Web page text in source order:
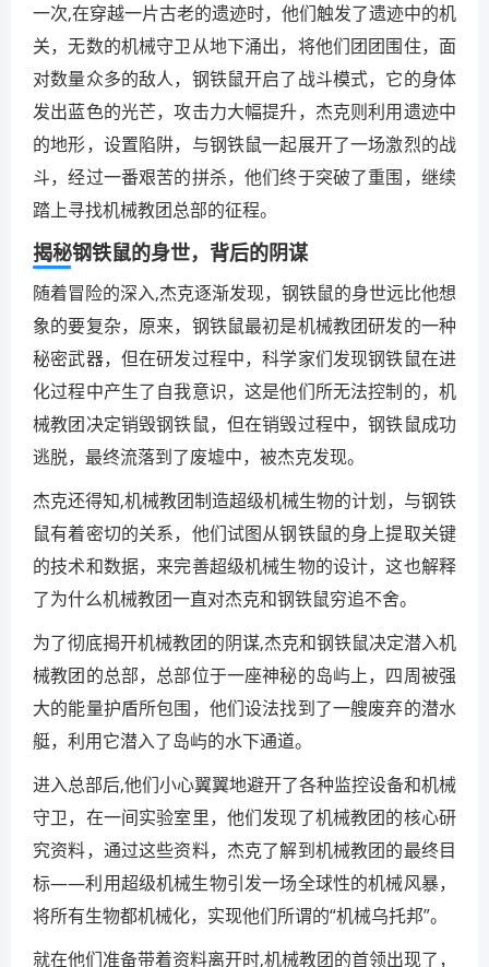
一次,在穿越一片古老的遗迹时，他们触发了遗迹中的机
关，无数的机械守卫从地下涌出，将他们团团围住，面
对数量众多的敌人，钢铁鼠开启了战斗模式，它的身体
发出蓝色的光芒，攻击力大幅提升，杰克则利用遗迹中
的地形，设置陷阱，与钢铁鼠一起展开了一场激烈的战
斗，经过一番艰苦的拼杀，他们终于突破了重围，继续
踏上寻找机械教团总部的征程。
揭秘钢铁鼠的身世，背后的阴谋
随着冒险的深入,杰克逐渐发现，钢铁鼠的身世远比他想
象的要复杂，原来，钢铁鼠最初是机械教团研发的一种
秘密武器，但在研发过程中，科学家们发现钢铁鼠在进
化过程中产生了自我意识，这是他们所无法控制的，机
械教团决定销毁钢铁鼠，但在销毁过程中，钢铁鼠成功
逃脱，最终流落到了废墟中，被杰克发现。
杰克还得知,机械教团制造超级机械生物的计划，与钢铁
鼠有着密切的关系，他们试图从钢铁鼠的身上提取关键
的技术和数据，来完善超级机械生物的设计，这也解释
了为什么机械教团一直对杰克和钢铁鼠穷追不舍。
为了彻底揭开机械教团的阴谋,杰克和钢铁鼠决定潜入机
械教团的总部，总部位于一座神秘的岛屿上，四周被强
大的能量护盾所包围，他们设法找到了一艘废弃的潜水
艇，利用它潜入了岛屿的水下通道。
进入总部后,他们小心翼翼地避开了各种监控设备和机械
守卫，在一间实验室里，他们发现了机械教团的核心研
究资料，通过这些资料，杰克了解到机械教团的最终目
标——利用超级机械生物引发一场全球性的机械风暴，
将所有生物都机械化，实现他们所谓的“机械乌托邦”。
就在他们准备带着资料离开时,机械教团的首领出现了，